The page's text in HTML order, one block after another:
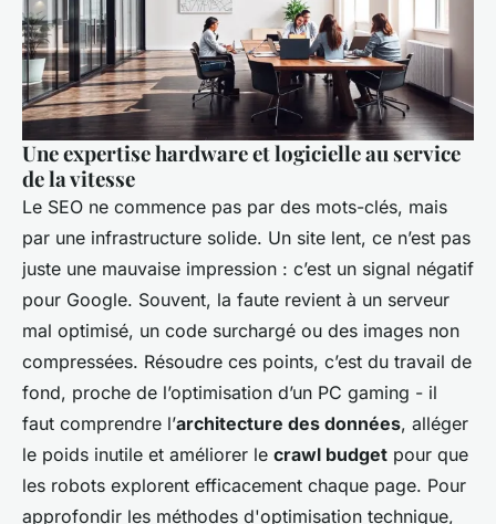
Une expertise hardware et logicielle au service
de la vitesse
Le SEO ne commence pas par des mots-clés, mais
par une infrastructure solide. Un site lent, ce n’est pas
juste une mauvaise impression : c’est un signal négatif
pour Google. Souvent, la faute revient à un serveur
mal optimisé, un code surchargé ou des images non
compressées. Résoudre ces points, c’est du travail de
fond, proche de l’optimisation d’un PC gaming - il
faut comprendre l’architecture des données, alléger
le poids inutile et améliorer le crawl budget pour que
les robots explorent efficacement chaque page. Pour
approfondir les méthodes d'optimisation technique,